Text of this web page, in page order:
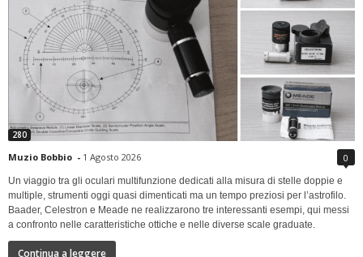
280
Muzio Bobbio - 1 Agosto 2026 0
Un viaggio tra gli oculari multifunzione dedicati alla misura di stelle doppie e
multiple, strumenti oggi quasi dimenticati ma un tempo preziosi per l’astrofilo.
Baader, Celestron e Meade ne realizzarono tre interessanti esempi, qui messi
a confronto nelle caratteristiche ottiche e nelle diverse scale graduate.
Continua a leggere